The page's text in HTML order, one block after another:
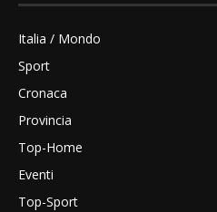
Italia / Mondo
Sport
Cronaca
Provincia
Top-Home
Eventi
Top-Sport